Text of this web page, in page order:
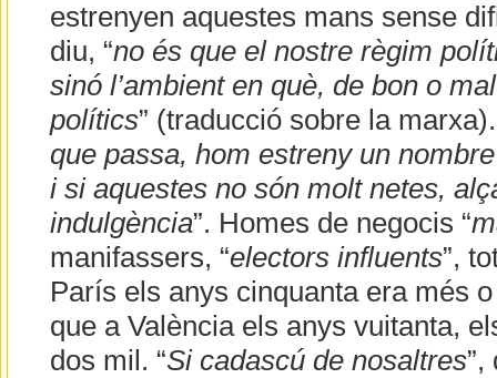
estrenyen aquestes mans sense
diu, “no és que el nostre règim
sinó l’ambient en què, de bon o
polítics” (traducció sobre la
que passa, hom estreny un
i si aquestes no són molt netes,
indulgència”. Homes de negocis “
manifassers, “electors influents”,
París els anys cinquanta era més
que a València els anys vuitanta,
dos mil. “Si cadascú de nosaltres”,